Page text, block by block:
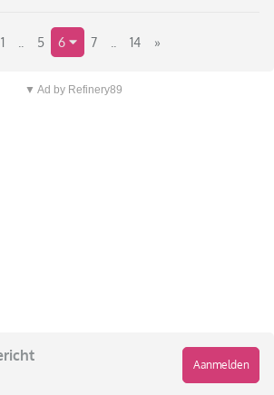
1 5 6 7 14 »
▼ Ad by Refinery89
Aanmelden